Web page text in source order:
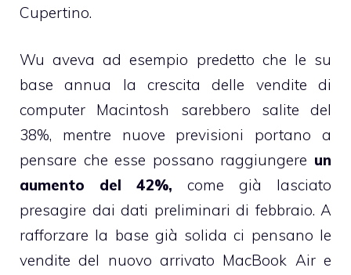
Cupertino.
Wu aveva ad esempio predetto che le su
base annua la crescita delle vendite di
computer Macintosh sarebbero salite del
38%, mentre nuove previsioni portano a
pensare che esse possano raggiungere un
aumento del 42%, come già lasciato
presagire dai dati preliminari di febbraio. A
rafforzare la base già solida ci pensano le
vendite del nuovo arrivato MacBook Air e